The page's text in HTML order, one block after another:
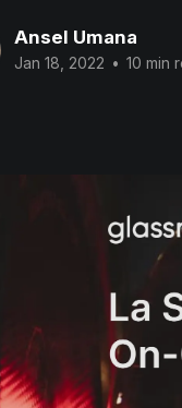
Ansel Umana
Jan 18, 2022 • 10 min